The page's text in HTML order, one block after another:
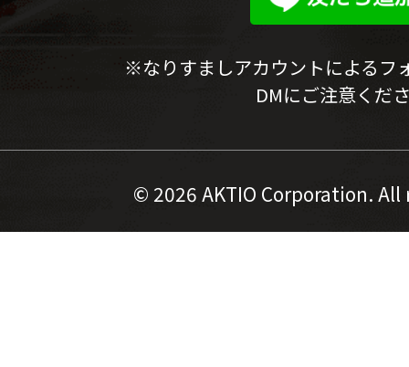
※なりすましアカウントによるフ
DMにご注意くだ
© 2026 AKTIO Corporation.